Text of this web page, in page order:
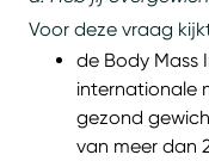
Voor deze vraag
de Body Mass
internationale
gezond
van meer dan